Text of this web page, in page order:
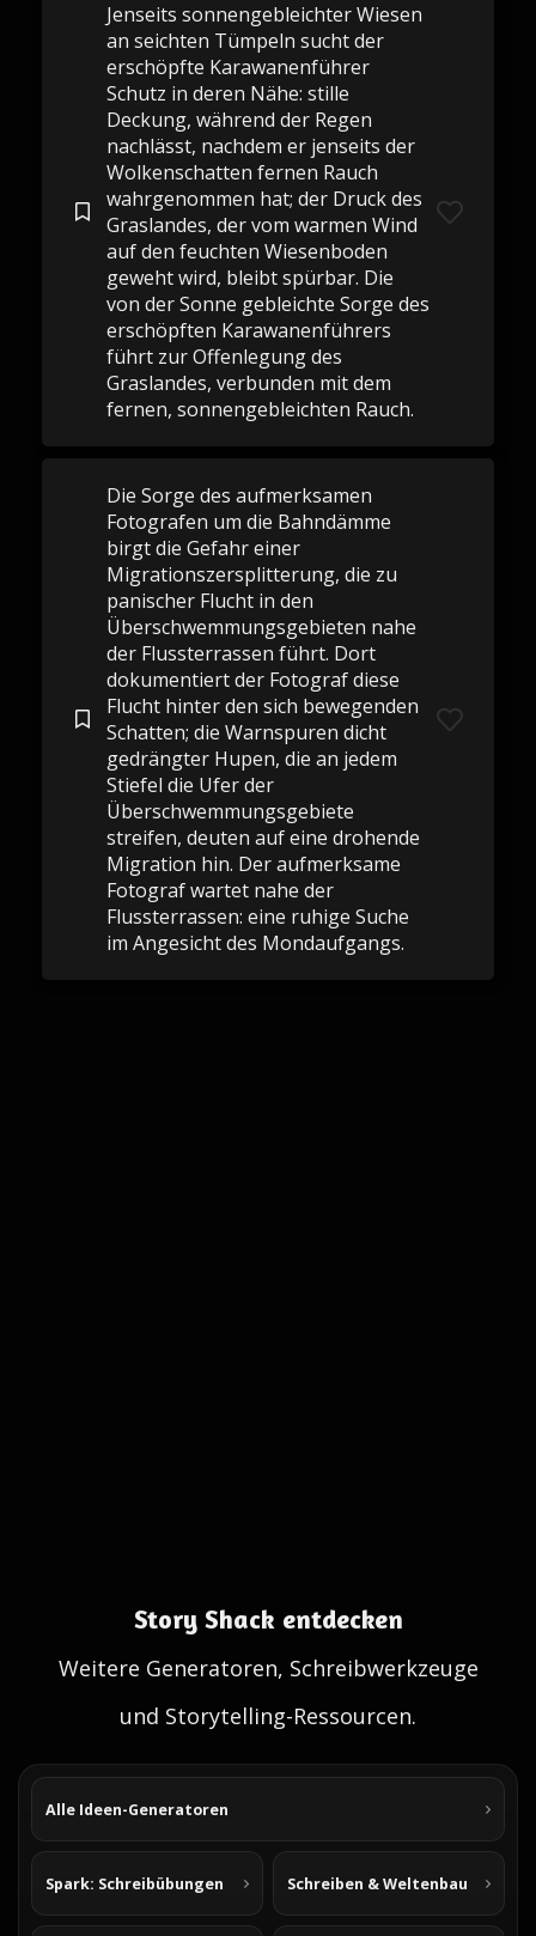
Jenseits sonnengebleichter Wiesen
an seichten Tümpeln sucht der
erschöpfte Karawanenführer
Schutz in deren Nähe: stille
Deckung, während der Regen
nachlässt, nachdem er jenseits der
Wolkenschatten fernen Rauch
wahrgenommen hat; der Druck des
Graslandes, der vom warmen Wind
auf den feuchten Wiesenboden
geweht wird, bleibt spürbar. Die
von der Sonne gebleichte Sorge des
erschöpften Karawanenführers
führt zur Offenlegung des
Graslandes, verbunden mit dem
fernen, sonnengebleichten Rauch.
Die Sorge des aufmerksamen
Fotografen um die Bahndämme
birgt die Gefahr einer
Migrationszersplitterung, die zu
panischer Flucht in den
Überschwemmungsgebieten nahe
der Flussterrassen führt. Dort
dokumentiert der Fotograf diese
Flucht hinter den sich bewegenden
Schatten; die Warnspuren dicht
gedrängter Hupen, die an jedem
Stiefel die Ufer der
Überschwemmungsgebiete
streifen, deuten auf eine drohende
Migration hin. Der aufmerksame
Fotograf wartet nahe der
Flussterrassen: eine ruhige Suche
im Angesicht des Mondaufgangs.
Story Shack entdecken
Weitere Generatoren, Schreibwerkzeuge
und Storytelling-Ressourcen.
Alle Ideen-Generatoren
Spark: Schreibübungen Schreiben & Weltenbau